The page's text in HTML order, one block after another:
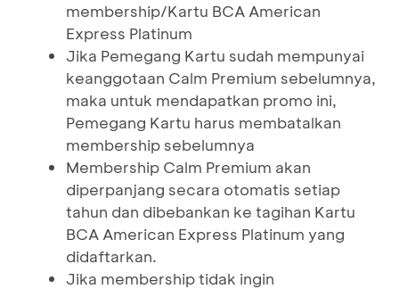
membership/Kartu BCA American
Express Platinum
Jika Pemegang Kartu sudah mempunyai
keanggotaan Calm Premium sebelumnya,
maka untuk mendapatkan promo ini,
Pemegang Kartu harus membatalkan
membership sebelumnya
Membership Calm Premium akan
diperpanjang secara otomatis setiap
tahun dan dibebankan ke tagihan Kartu
BCA American Express Platinum yang
didaftarkan.
Jika membership tidak ingin